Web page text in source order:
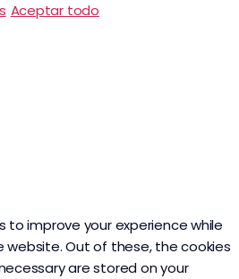
Aceptar todo
to improve your experience while
Out of these, the cookies
are stored on your